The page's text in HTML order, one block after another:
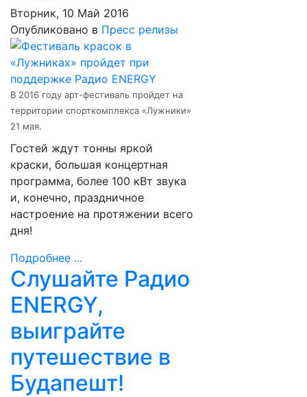
Вторник, 10 Май 2016
Опубликовано в Пресс релизы
В 2016 году арт-фестиваль пройдет на
территории спорткомплекса «Лужники»
21 мая.
Гостей ждут тонны яркой
краски, большая концертная
программа, более 100 кВт звука
и, конечно, праздничное
настроение на протяжении всего
дня!
Подробнее ...
Слушайте Радио
ENERGY,
выиграйте
путешествие в
Будапешт!